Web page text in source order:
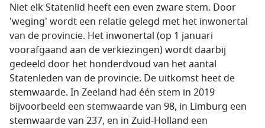
Niet elk Statenlid heeft een even zware stem. Door
'weging' wordt een relatie gelegd met het inwonertal
van de provincie. Het inwonertal (op 1 januari
voorafgaand aan de verkiezingen) wordt daarbij
gedeeld door het honderdvoud van het aantal
Statenleden van de provincie. De uitkomst heet de
stemwaarde. In Zeeland had één stem in 2019
bijvoorbeeld een stemwaarde van 98, in Limburg een
stemwaarde van 237, en in Zuid-Holland een